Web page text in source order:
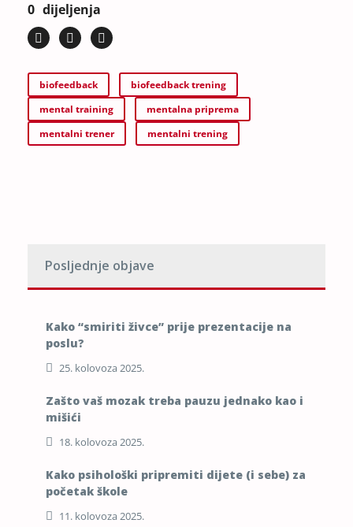
0 dijeljenja
biofeedback
biofeedback trening
mental training
mentalna priprema
mentalni trener
mentalni trening
Posljednje objave
Kako “smiriti živce” prije prezentacije na
poslu?
25. kolovoza 2025.
Zašto vaš mozak treba pauzu jednako kao i
mišići
18. kolovoza 2025.
Kako psihološki pripremiti dijete (i sebe) za
početak škole
11. kolovoza 2025.